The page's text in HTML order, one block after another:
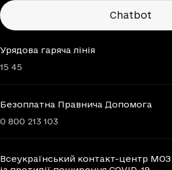
Chatbots
Chatbot
Урядова гаряча лінія
15 45
Безоплатна Правнича Допомога
0 800 213 103
Всеукраїнський контакт-центр МОЗ